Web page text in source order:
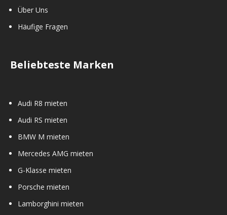
Über Uns
Häufige Fragen
Beliebteste Marken
Audi R8 mieten
Audi RS mieten
BMW M mieten
Mercedes AMG mieten
G-Klasse mieten
Porsche mieten
Lamborghini mieten